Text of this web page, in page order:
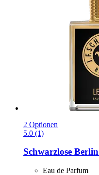
2 Optionen
5.0 (1)
Schwarzlose Berlin
Eau de Parfum